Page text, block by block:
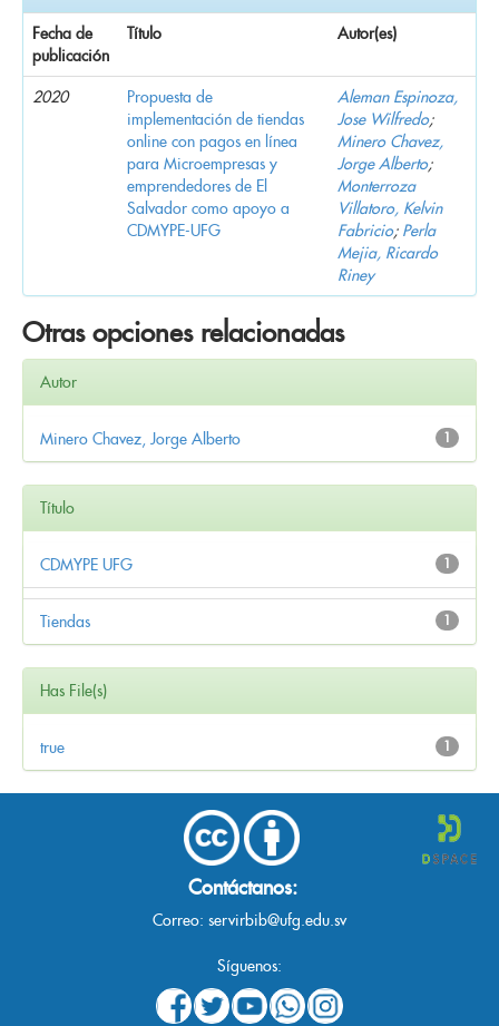
Fecha de
publicación
Título Autor(es)
2020
Propuesta de
implementación de tiendas
online con pagos en línea
para Microempresas y
emprendedores de El
Salvador como apoyo a
CDMYPE-UFG
Aleman Espinoza,
Jose Wilfredo;
Minero Chavez,
Jorge Alberto;
Monterroza
Villatoro, Kelvin
Fabricio; Perla
Mejia, Ricardo
Riney
Otras opciones relacionadas
Autor
1
Minero Chavez, Jorge Alberto
Título
1
CDMYPE UFG
1
Tiendas
Has File(s)
1
true
Contáctanos:
Correo: servirbib@ufg.edu.sv
Síguenos: